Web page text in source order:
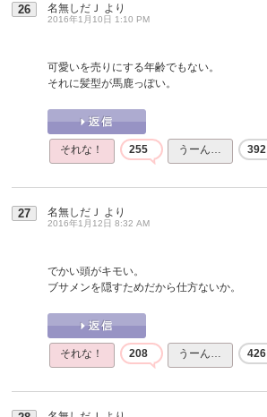
26 名無しだＪ より
2016年1月10日 1:10 PM
可愛いを売りにする年齢でもない。
それに髪型が馬鹿っぽい。
それな！ 255 うーん… 392
27 名無しだＪ より
2016年1月12日 8:32 AM
でかい頭がキモい。
ブサメンを隠すためだから仕方ないか。
それな！ 208 うーん… 426